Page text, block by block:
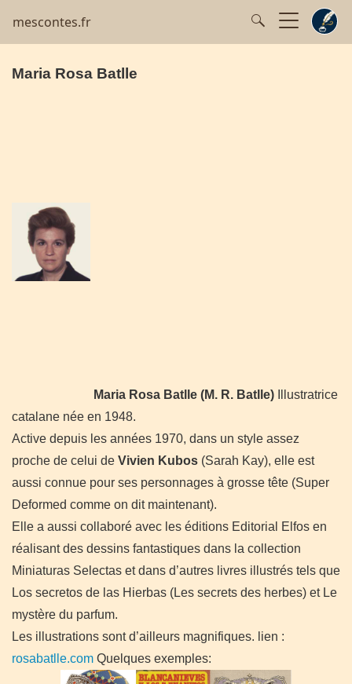
mescontes.fr
Maria Rosa Batlle
Maria Rosa Batlle (M. R. Batlle)
Illustratrice
catalane née en 1948.
Active depuis les années 1970, dans un style assez
proche de celui de Vivien Kubos (Sarah Kay), elle est
aussi connue pour ses personnages à grosse tête (Super
Deformed comme on dit maintenant).
Elle a aussi collaboré avec les éditions Editorial Elfos en
réalisant des dessins fantastiques dans la collection
Miniaturas Selectas et dans d’autres livres illustrés tels que
Los secretos de las Hierbas (Les secrets des herbes) et Le
mystère du parfum.
Les illustrations sont d’ailleurs magnifiques. lien :
rosabatlle.com Quelques exemples: